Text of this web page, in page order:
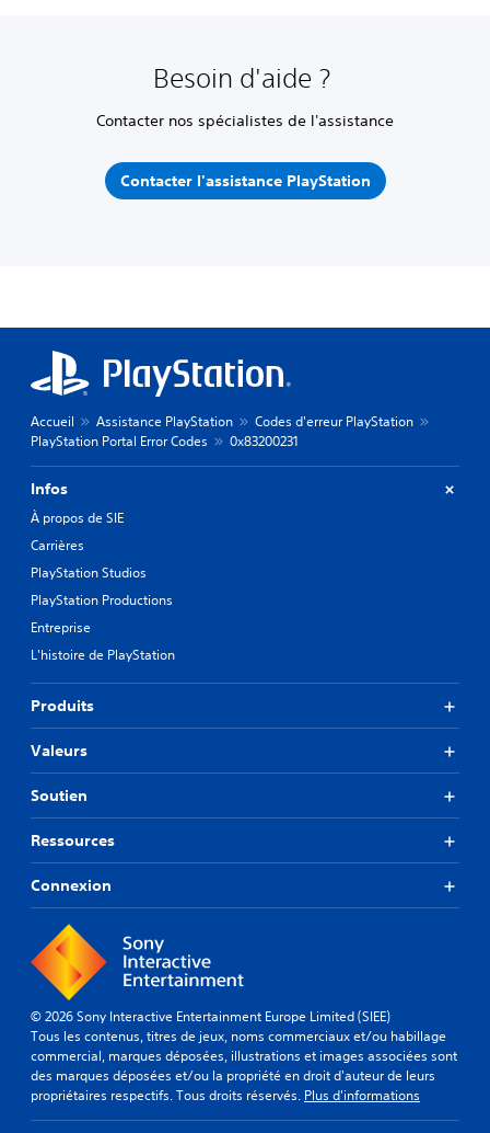
Besoin d'aide ?
Contacter nos spécialistes de l'assistance
Contacter l'assistance PlayStation
Accueil Assistance PlayStation
Codes d'erreur PlayStation
PlayStation Portal Error Codes
0x83200231
Infos
À propos de SIE
Carrières
PlayStation Studios
PlayStation Productions
Entreprise
L'histoire de PlayStation
Produits
Valeurs
Soutien
Ressources
Connexion
© 2026 Sony Interactive Entertainment Europe Limited (SIEE)
Tous les contenus, titres de jeux, noms commerciaux et/ou habillage
commercial, marques déposées, illustrations et images associées sont
des marques déposées et/ou la propriété en droit d'auteur de leurs
propriétaires respectifs. Tous droits réservés. Plus d'informations